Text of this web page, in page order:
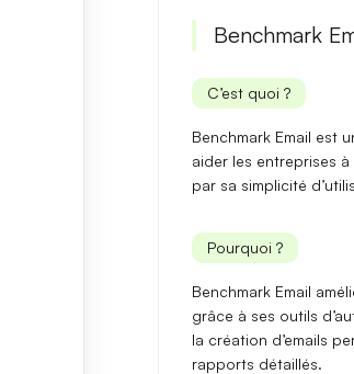
Lire
Benchmark
C’est quoi ?
Benchmark Email est
aider les entreprises à
par sa simplicité
Pourquoi ?
Benchmark Email
grâce à ses outils
la création d’emails
rapports détaillés.